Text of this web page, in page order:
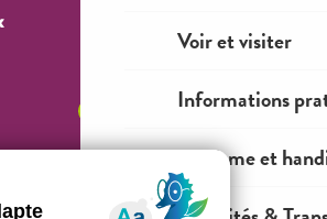
Voir et visiter
Informations
Tourisme et